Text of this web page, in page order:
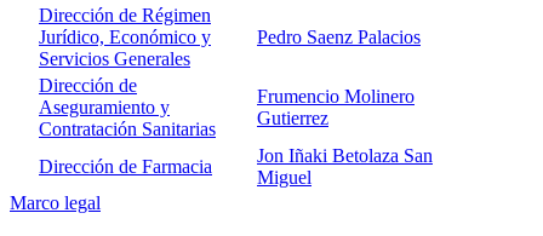
Dirección de Régimen
Jurídico, Económico y
Servicios Generales
Pedro Saenz Palacios
Dirección de
Aseguramiento y
Contratación Sanitarias
Frumencio Molinero
Gutierrez
Dirección de Farmacia
Jon Iñaki Betolaza San
Miguel
Marco legal